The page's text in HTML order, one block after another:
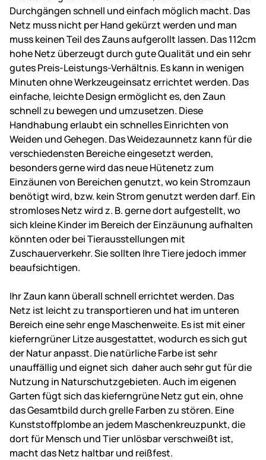
Durchgängen schnell und einfach möglich macht. Das
Netz muss nicht per Hand gekürzt werden und man
muss keinen Teil des Zauns aufgerollt lassen. Das 112cm
hohe Netz überzeugt durch gute Qualität und ein sehr
gutes Preis-Leistungs-Verhältnis. Es kann in wenigen
Minuten ohne Werkzeugeinsatz errichtet werden. Das
einfache, leichte Design ermöglicht es, den Zaun
schnell zu bewegen und umzusetzen. Diese
Handhabung erlaubt ein schnelles Einrichten von
Weiden und Gehegen. Das Weidezaunnetz kann für die
verschiedensten Bereiche eingesetzt werden,
besonders gerne wird das neue Hütenetz zum
Einzäunen von Bereichen genutzt, wo kein Stromzaun
benötigt wird, bzw. kein Strom genutzt werden darf. Ein
stromloses Netz wird z. B. gerne dort aufgestellt, wo
sich kleine Kinder im Bereich der Einzäunung aufhalten
könnten oder bei Tierausstellungen mit
Zuschauerverkehr. Sie sollten Ihre Tiere jedoch immer
beaufsichtigen.
Ihr Zaun kann überall schnell errichtet werden. Das
Netz ist leicht zu transportieren und hat im unteren
Bereich eine sehr enge Maschenweite. Es ist mit einer
kieferngrüner Litze ausgestattet, wodurch es sich gut
der Natur anpasst. Die natürliche Farbe ist sehr
unauffällig und eignet sich daher auch sehr gut für die
Nutzung in Naturschutzgebieten. Auch im eigenen
Garten fügt sich das kieferngrüne Netz gut ein, ohne
das Gesamtbild durch grelle Farben zu stören. Eine
Kunststoffplombe an jedem Maschenkreuzpunkt, die
dort für Mensch und Tier unlösbar verschweißt ist,
macht das Netz haltbar und reißfest.